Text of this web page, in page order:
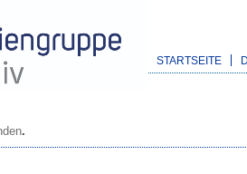
STARTSEITE
.